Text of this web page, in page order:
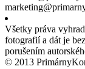
Všetky práva
fotografií a dát je
porušením
© 2013